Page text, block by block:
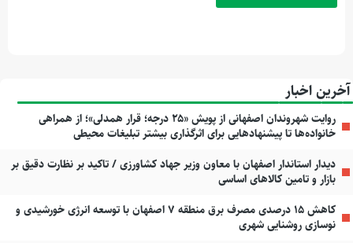
آخرین اخبار
روایت شهروندان اصفهانی از پویش «۲۵ درجه؛ قرار همدلی»؛ از همراهی
خانواده‌ها تا پیشنهادهایی برای اثرگذاری بیشتر تبلیغات محیطی
دیدار استاندار اصفهان با معاون وزیر جهاد کشاورزی / تاکید بر نظارت دقیق بر
بازار و تامین کالاهای اساسی
کاهش ۱۵ درصدی مصرف برق منطقه ۷ اصفهان با توسعه انرژی خورشیدی و
نوسازی روشنایی شهری